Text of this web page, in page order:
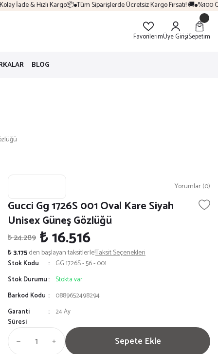
İade & Hızlı Kargo📦 Tüm Siparişlerde Ücretsiz Kargo Fırsatı! 🚚 %100
FavorilerimÜye GirişiSepetim
BLOG
Yorumlar (0)
Gucci Gg 1726S 001 Oval Kare Siyah
Unisex Güneş Gözlüğü
₺ 24.289 ₺ 16.516
₺ 3.175den başlayan taksitlerle!Taksit Seçenekleri
Stok Kodu
GG 1726S - 56 - 001
Stok Durumu
Stokta var
Barkod Kodu
0889652498294
Garanti
Süresi
24 Ay
Sepete Ekle